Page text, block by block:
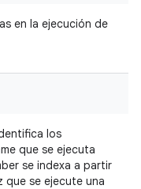
en la ejecución de
los
que se ejecuta
se indexa a partir
que se ejecute una